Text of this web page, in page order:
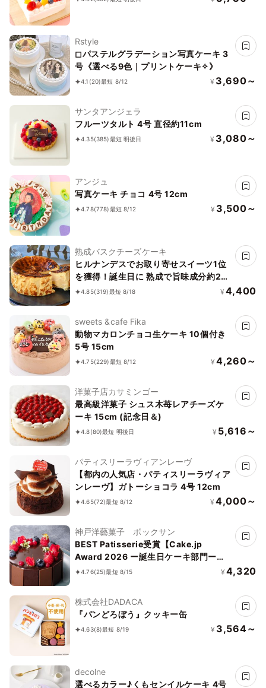
Rstyle
◻︎パステルグラデーション写真ケーキ 3
号《選べる9色｜プリントケーキ✧》
4.1 (20)最短 8/12 ¥ 3,690～
サンタアンジェラ
フルーツタルト 4号 直径約11cm
4.35(385)最短 明後日 ¥ 3,080～
アンジュ
写真ケーキ チョコ 4号 12cm
4.78(778)最短 8/12 ¥ 3,500～
熟成バスクチーズケーキ
ヒルナンデスでお取り寄せスイーツ1位
を獲得！誕生日に 熟成で旨味成分約2
倍！グルテンフリーの「熟成バスクチー
4.85(319)最短 8/18 ¥ 4,400
sweets &cafe Fika
動物マカロンチョコ生ケーキ 10個付き
5号 15cm
4.75(229)最短 8/12 ¥ 4,260～
洋菓子店カサミンゴー
最高級洋菓子 シュス木苺レアチーズケ
ーキ 15cm (記念日＆)
4.8(80)最短 明後日 ¥ 5,616～
パティスリーラヴィアンレーヴ
【都内の人気店・パティスリーラヴィア
ンレーヴ】ガトーショコラ 4号 12cm
4.65(72)最短 8/12 ¥ 4,000～
神戸洋藝菓子 ボックサン
BEST Patisserie受賞【Cake.jp
Award 2026 ー誕生日ケーキ部門ー】
【神戸洋藝菓子ボックサン】ショコラ・
4.76(25)最短 8/15 ¥ 4,320
株式会社DADACA
『パンどろぼう』クッキー缶
4.63(8)最短 8/19 ¥ 3,564～
decolne
選べるカラー♪くもセンイルケーキ 4号